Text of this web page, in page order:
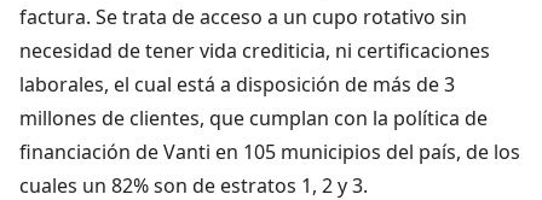
factura. Se trata de acceso a un cupo rotativo sin
necesidad de tener vida crediticia, ni certificaciones
laborales, el cual está a disposición de más de 3
millones de clientes, que cumplan con la política de
financiación de Vanti en 105 municipios del país, de los
cuales un 82% son de estratos 1, 2 y 3.